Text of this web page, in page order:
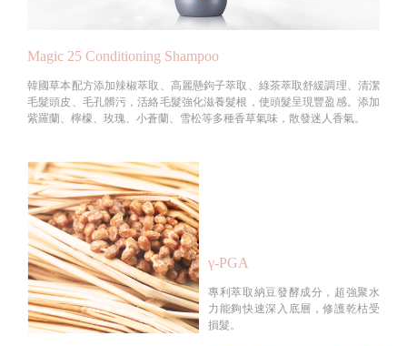
Magic 25 Conditioning Shampoo
韓國草本配方添加辣椒萃取、高麗懸鉤子萃取、綠茶萃取舒緩調理、清潔
毛髮頭皮、毛孔髒污，活絡毛髮強化滋養髮根，使頭髮呈現豐盈感。添加
紫羅蘭、檸檬、玫瑰、小蒼蘭、雪松等多種香草氣味，散發迷人香氣。
γ-PGA
專利萃取納豆發酵成分，超強聚水
力能夠快速深入底層，修護乾枯受
損髮。